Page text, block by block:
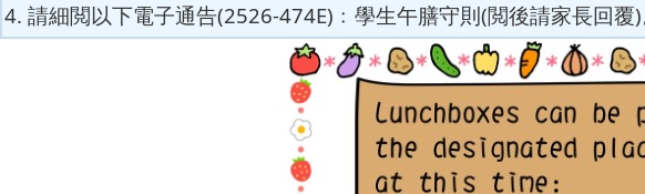
4. 請細閲以下電子通告(2526-474E)﹕學生午膳守則(閲後請家長回覆